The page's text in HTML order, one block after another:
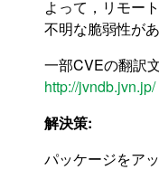
よって，リモー
不明な脆弱性が
一部CVEの翻訳
http://jvndb.jvn.jp/
解決策:
パッケージをア